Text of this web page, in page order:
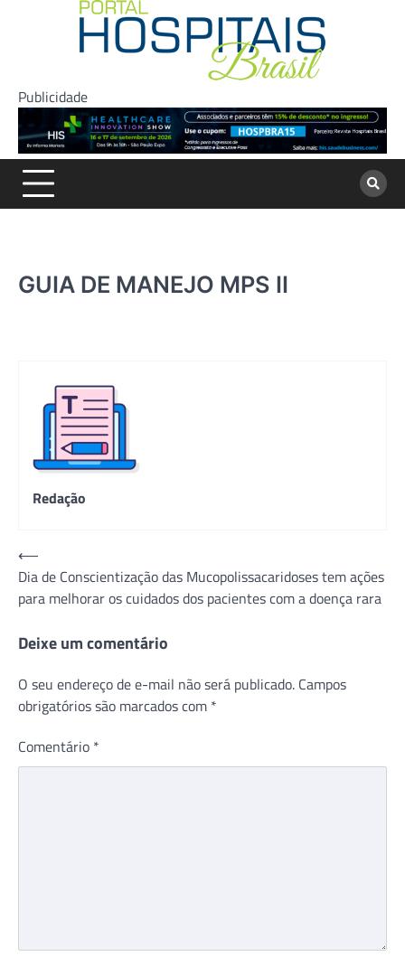
Publicidade
GUIA DE MANEJO MPS II
Redação
Navegação
de
Post
⟵
Dia de Conscientização das Mucopolissacaridoses tem ações
para melhorar os cuidados dos pacientes com a doença rara
Deixe um comentário
O seu endereço de e-mail não será publicado. Campos
obrigatórios são marcados com *
Comentário *